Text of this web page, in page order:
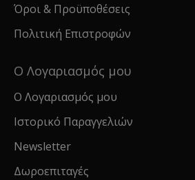
Όροι & Προϋποθέσεις
Πολιτική Επιστροφών
Ο Λογαριασμός μου
Ο Λογαριασμός μου
Ιστορικό Παραγγελιών
Newsletter
Δωροεπιταγές